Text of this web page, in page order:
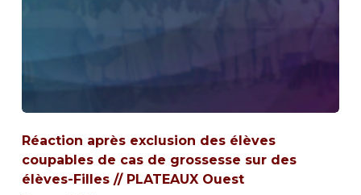
Réaction après exclusion des élèves
coupables de cas de grossesse sur des
élèves-Filles // PLATEAUX Ouest